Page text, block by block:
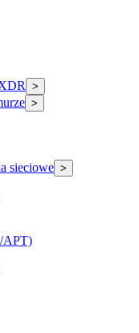
>
>
sieciowe >
APT)